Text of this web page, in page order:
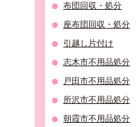
布団回収・処分
座布団回収・処分
引越し片付け
志木市不用品処分
戸田市不用品処分
所沢市不用品処分
朝霞市不用品処分